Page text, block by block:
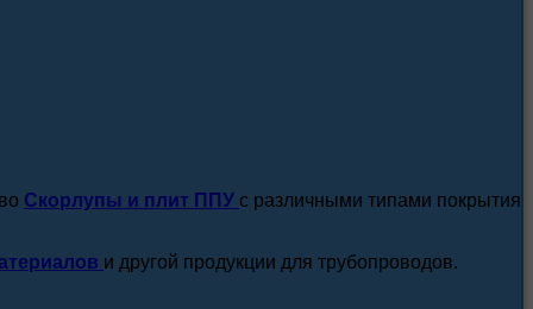
Скорлупы и плит ППУ с различными типами покрытия
и другой продукции для трубопроводов.